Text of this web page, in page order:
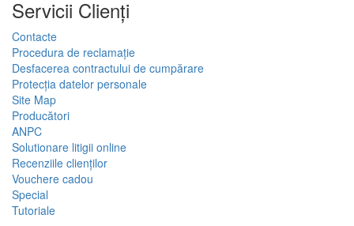
Servicii Clienţi
Contacte
Procedura de reclamație
Desfacerea contractului de cumpărare
Protecția datelor personale
Site Map
Producători
ANPC
Solutionare litigii online
Recenziile clienților
Vouchere cadou
Special
Tutoriale